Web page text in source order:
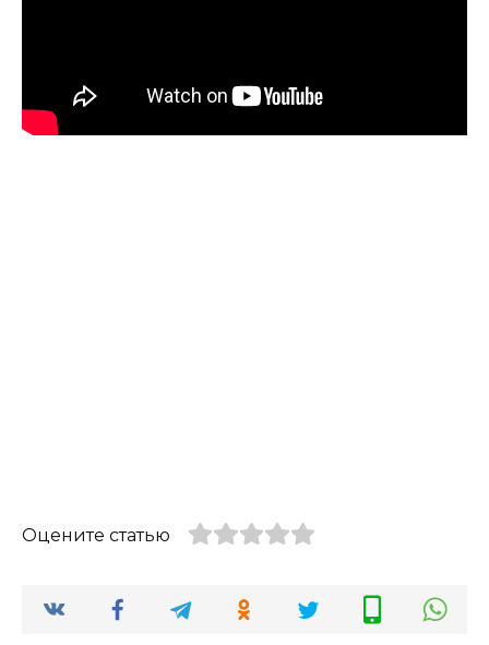
Оцените статью